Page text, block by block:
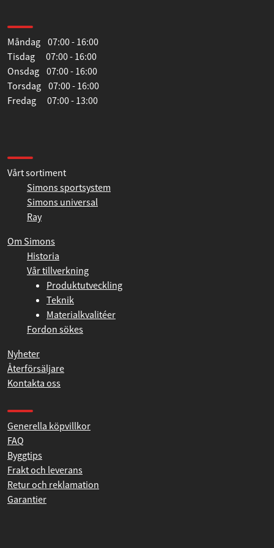
Öppettider
Måndag 07:00 - 16:00
Tisdag 07:00 - 16:00
Onsdag 07:00 - 16:00
Information
Vårt sortiment
Simons sportsystem
Ray
Om Simons
Historia
Vår tillverkning
Produktutveckling
Teknik
Fordon sökes
Nyheter
Kontakta oss
Produkthjälp och support
Generella köpvillkor
FAQ
Byggtips
Frakt och leverans